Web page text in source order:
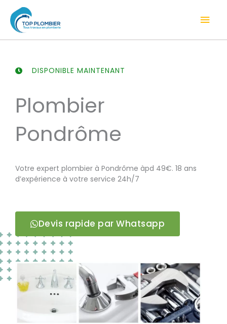
contenu
DISPONIBLE MAINTENANT
Plombier
Pondrôme
Votre expert plombier à Pondrôme àpd 49€. 18 ans
d’expérience à votre service 24h/7
Devis rapide par Whatsapp